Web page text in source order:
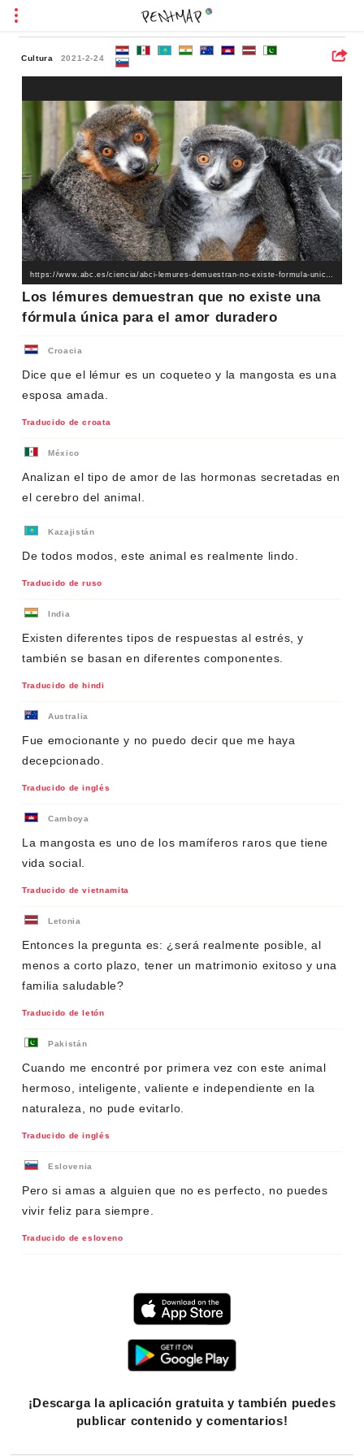
Cultura 2021-2-24
https://www.abc.es/ciencia/abci-lemures-demuestran-no-existe-formula-unica-para-amor-duradero-202102130127_noticia.html
Los lémures demuestran que no existe una
fórmula única para el amor duradero
Croacia
Dice que el lémur es un coqueteo y la mangosta es una
esposa amada.
Traducido de croata
México
Analizan el tipo de amor de las hormonas secretadas en
el cerebro del animal.
Kazajistán
De todos modos, este animal es realmente lindo.
Traducido de ruso
India
Existen diferentes tipos de respuestas al estrés, y
también se basan en diferentes componentes.
Traducido de hindi
Australia
Fue emocionante y no puedo decir que me haya
decepcionado.
Traducido de inglés
Camboya
La mangosta es uno de los mamíferos raros que tiene
vida social.
Traducido de vietnamita
Letonia
Entonces la pregunta es: ¿será realmente posible, al
menos a corto plazo, tener un matrimonio exitoso y una
familia saludable?
Traducido de letón
Pakistán
Cuando me encontré por primera vez con este animal
hermoso, inteligente, valiente e independiente en la
naturaleza, no pude evitarlo.
Traducido de inglés
Eslovenia
Pero si amas a alguien que no es perfecto, no puedes
vivir feliz para siempre.
Traducido de esloveno
¡Descarga la aplicación gratuita y también puedes
publicar contenido y comentarios!